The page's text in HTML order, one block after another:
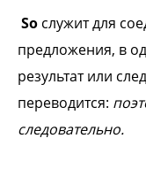
So служит для
предложения, в
результат или
переводится:
следовательно.